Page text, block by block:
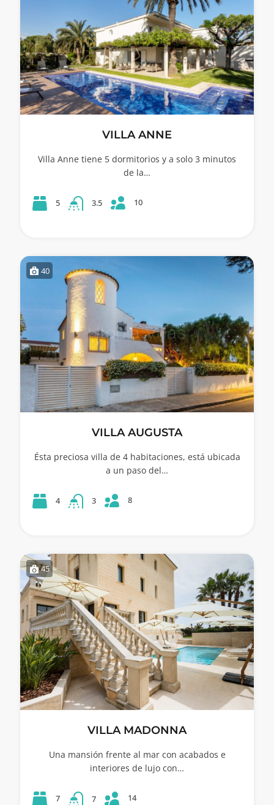
VILLA ANNE
Villa Anne tiene 5 dormitorios y a solo 3 minutos
de la…
5 3.5 10
40
VILLA AUGUSTA
Ésta preciosa villa de 4 habitaciones, está ubicada
a un paso del…
4 3 8
45
VILLA MADONNA
Una mansión frente al mar con acabados e
interiores de lujo con…
7 7 14